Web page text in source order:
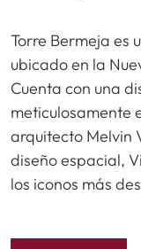
Torre Bermeja es
ubicado en la
Cuenta con una
meticulosamente
arquitecto Melvin
diseño espacial,
los iconos más